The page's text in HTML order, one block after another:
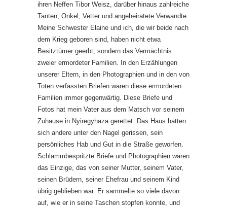
ihren Neffen Tibor Weisz, darüber hinaus zahlreiche
Tanten, Onkel, Vetter und angeheiratete Verwandte.
Meine Schwester Elaine und ich, die wir beide nach
dem Krieg geboren sind, haben nicht etwa
Besitztümer geerbt, sondern das Vermächtnis
zweier ermordeter Familien. In den Erzählungen
unserer Eltern, in den Photographien und in den von
Toten verfassten Briefen waren diese ermordeten
Familien immer gegenwärtig. Diese Briefe und
Fotos hat mein Vater aus dem Matsch vor seinem
Zuhause in Nyiregyhaza gerettet. Das Haus hatten
sich andere unter den Nagel gerissen, sein
persönliches Hab und Gut in die Straße geworfen.
Schlammbespritzte Briefe und Photographien waren
das Einzige, das von seiner Mutter, seinem Vater,
seinen Brüdern, seiner Ehefrau und seinem Kind
übrig geblieben war. Er sammelte so viele davon
auf, wie er in seine Taschen stopfen konnte, und